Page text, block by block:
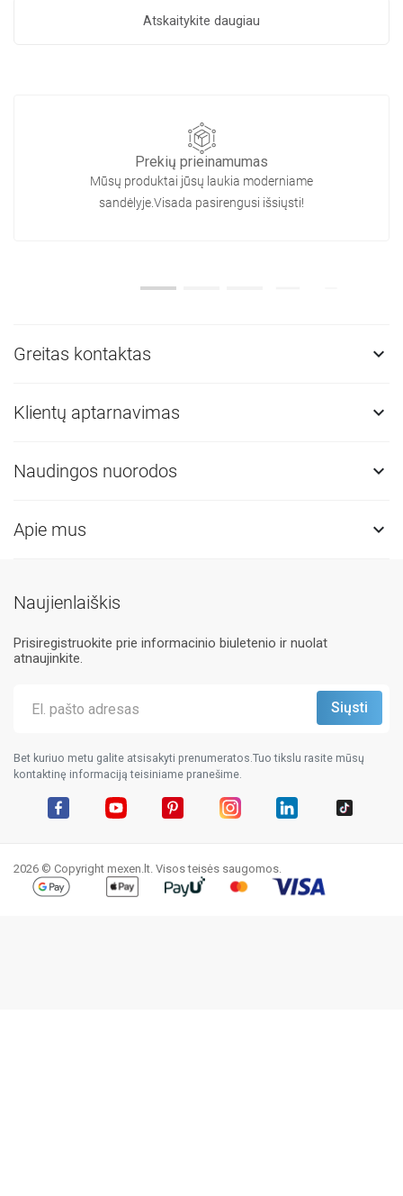
Atskaitykite daugiau
Prekių prieinamumas
Mūsų produktai jūsų laukia moderniame
sandėlyje.Visada pasirengusi išsiųsti!
Greitas kontaktas 
Klientų aptarnavimas 
Naudingos nuorodos 
Apie mus 
Naujienlaiškis
Prisiregistruokite prie informacinio biuletenio ir nuolat
atnaujinkite.
Bet kuriuo metu galite atsisakyti prenumeratos.Tuo tikslu rasite mūsų
kontaktinę informaciją teisiniame pranešime.
2026 © Copyright mexen.lt. Visos teisės saugomos.